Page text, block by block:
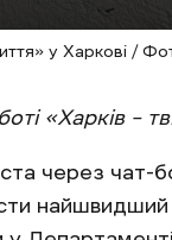
у Харкові /
«Харків –
через